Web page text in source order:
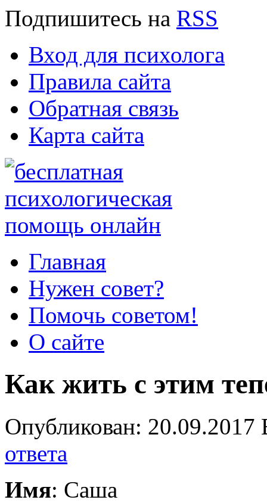
Подпишитесь на RSS
Вход для психолога
Правила сайта
Обратная связь
Карта сайта
Главная
Нужен совет?
Помочь советом!
О сайте
Как жить с этим
Опубликован:
ответа
Имя: Саша